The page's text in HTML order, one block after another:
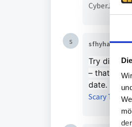
CyberJack-
s sfhyhasa
Try
– that
date.
Scary